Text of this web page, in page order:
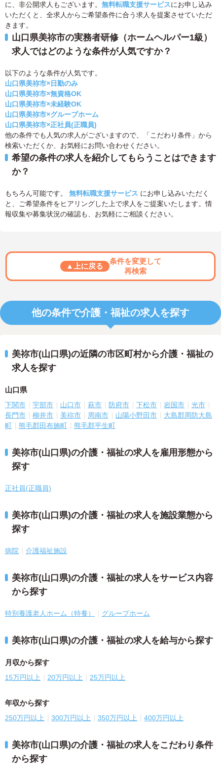
に、非公開求人もございます。 無料転職支援サービスにお申し込み
いただくと、全求人からご希望条件に合う求人を提案させていただ
きます。
山口県美祢市の実務者研修（ホームヘルパー1級）
求人ではどのような条件が人気ですか？
以下のような条件が人気です。
山口県美祢市×日勤のみ
山口県美祢市×無資格OK
山口県美祢市×未経験OK
山口県美祢市×グループホーム
山口県美祢市×正社員(正職員)
他の条件でも人気の求人がございますので、「こだわり条件」から
検索いただくか、お気軽にお問い合わせください。
希望の条件の求人を紹介してもらうことはできます
か？
もちろん可能です。 無料転職支援サービス にお申し込みいただく
と、ご希望条件をヒアリングした上で求人をご提案いたします。情
報収集や募集状況の確認も、お気軽にご相談ください。
▲上に戻る
条件を変更して
再検索
他の条件で介護・福祉の求人を探す
美祢市(山口県)の近隣の市区町村から介護・福祉の
求人を探す
山口県
下関市 宇部市 山口市 萩市 防府市 下松市 岩国市
光市
長門市
柳井市 美祢市 周南市 山陽小野田市
大島郡周防大島
町
熊毛郡田布施町 熊毛郡平生町
美祢市(山口県)の介護・福祉の求人を雇用形態から
探す
正社員(正職員)
美祢市(山口県)の介護・福祉の求人を施設業態から
探す
病院 介護福祉施設
美祢市(山口県)の介護・福祉の求人をサービス内容
から探す
特別養護老人ホーム（特養） グループホーム
美祢市(山口県)の介護・福祉の求人を給与から探す
月収から探す
15万円以上 20万円以上 25万円以上
年収から探す
250万円以上 300万円以上 350万円以上 400万円以上
美祢市(山口県)の介護・福祉の求人をこだわり条件
から探す